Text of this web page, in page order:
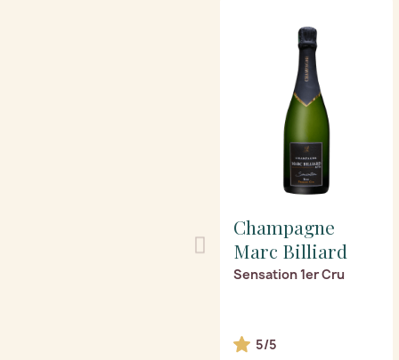
Champagne
Marc Billiard
Sensation 1er Cru
5/5